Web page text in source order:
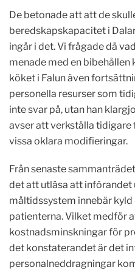
De betonade att att de
beredskapskapacitet i
ingår i det. Vi frågade då
menade med en
köket i Falun även
personella resurser som
inte svar på, utan han
avser att verkställa tidigare
vissa oklara modifieringar.
Från senaste
det att utläsa att införandet
måltidssystem innebär
patienterna. Vilket medför
kostnadsminskningar för
det konstaterandet är det
personalneddragningar